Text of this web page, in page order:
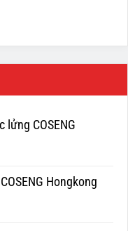
lửng COSENG
Hongkong